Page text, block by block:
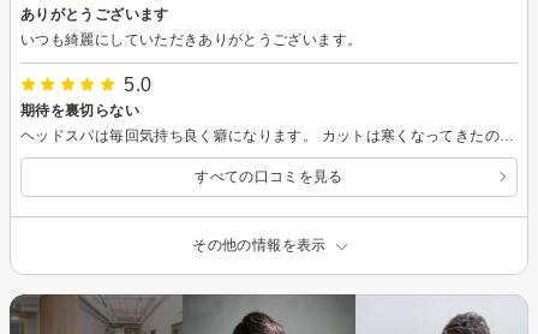
ありがとうございます
いつも綺麗にしていただきありがとうございます。
5.0
期待を裏切らない
ヘッドスパは毎回気持ち良く癖になります。 カットは寒くなってきたので少し長め希望して良い感じに仕上げてくれた。 また来月に予約してるので楽しみです
すべての口コミを見る
その他の情報を表示